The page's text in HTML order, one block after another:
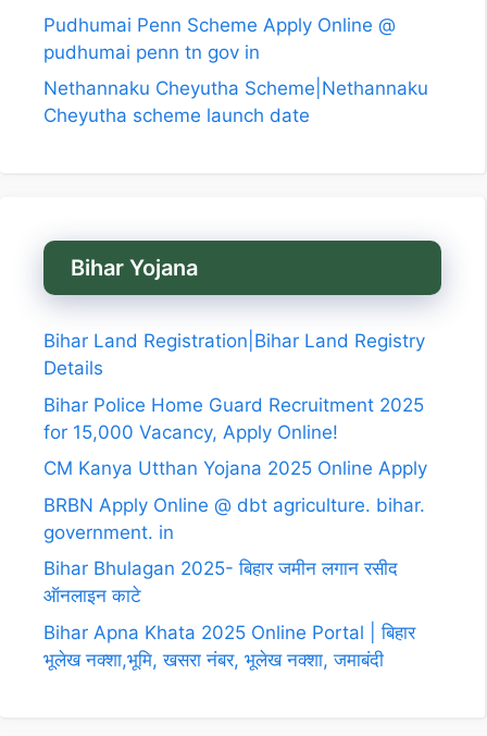
Pudhumai Penn Scheme Apply Online @
pudhumai penn tn gov in
Nethannaku Cheyutha Scheme|Nethannaku
Cheyutha scheme launch date
Bihar Yojana
Bihar Land Registration|Bihar Land Registry
Details
Bihar Police Home Guard Recruitment 2025
for 15,000 Vacancy, Apply Online!
CM Kanya Utthan Yojana 2025 Online Apply
BRBN Apply Online @ dbt agriculture. bihar.
government. in
Bihar Bhulagan 2025- बिहार जमीन लगान रसीद
ऑनलाइन काटे
Bihar Apna Khata 2025 Online Portal | बिहार
भूलेख नक्शा,भूमि, खसरा नंबर, भूलेख नक्शा, जमाबंदी